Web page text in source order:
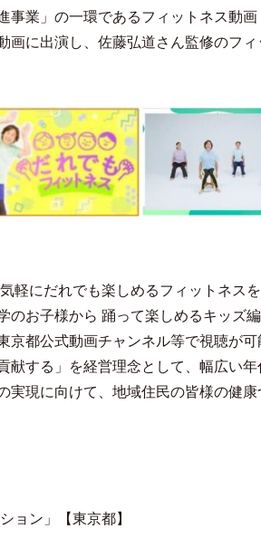
業」の一環であるフィットネス動
に出演し、佐藤弘道さん監修のフ
軽にだれでも楽しめるフィットネス
お子様から 踊って楽しめるキッズ
京都公式動画チャンネル等で視聴が
する」を経営理念として、幅広い
実現に向けて、地域住民の皆様の健
ョン」【東京都】